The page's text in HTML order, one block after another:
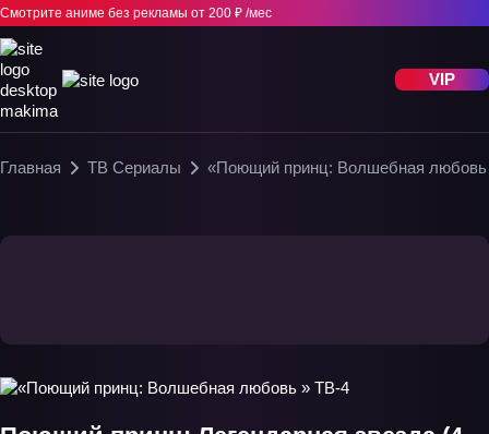
Смотрите аниме без рекламы от 200 ₽ /мес
VIP
Главная ТВ Сериалы «Поющий принц: Волшебная